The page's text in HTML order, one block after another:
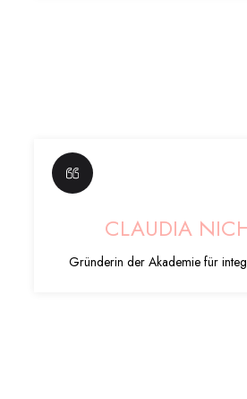
CLAUDIA
Gründerin der Akademie für